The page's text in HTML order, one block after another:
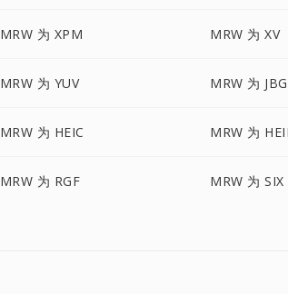
MRW 为 XPM MRW 为 XV
MRW 为 YUV MRW 为 JBG
MRW 为 HEIC MRW 为
MRW 为 RGF MRW 为 SIX